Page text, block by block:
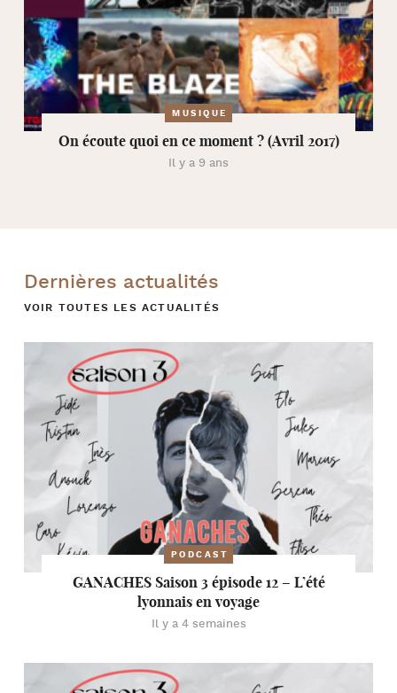
MUSIQUE
On écoute quoi en ce moment ? (Avril 2017)
Il y a 9 ans
Dernières actualités
VOIR TOUTES LES ACTUALITÉS
PODCAST
GANACHES Saison 3 épisode 12 – L’été
lyonnais en voyage
Il y a 4 semaines